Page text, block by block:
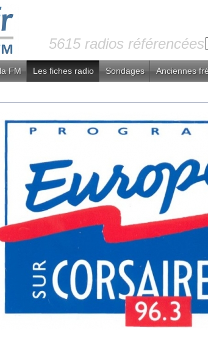
5615 radios référencées
FM Les fiches radio Sondages Anciennes